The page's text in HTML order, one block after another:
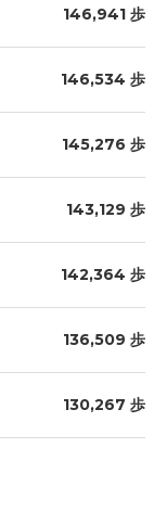
146,941 歩
146,534 歩
145,276 歩
143,129 歩
142,364 歩
136,509 歩
130,267 歩